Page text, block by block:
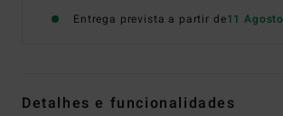
Entrega prevista a partir de11 Agosto
Detalhes e funcionalidades